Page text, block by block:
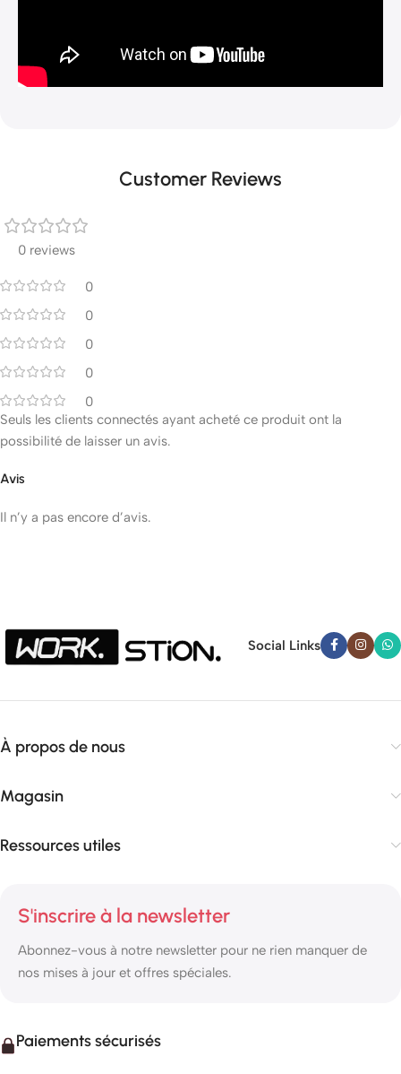
Customer Reviews
0 reviews
0
0
0
0
0
Avis
Il n’y a pas encore d’avis.
Seuls les clients connectés ayant acheté ce produit ont la
possibilité de laisser un avis.
Social Links
À propos de nous
Magasin
Ressources utiles
S'inscrire à la newsletter
Abonnez-vous à notre newsletter pour ne rien manquer de
nos mises à jour et offres spéciales.
Paiements sécurisés